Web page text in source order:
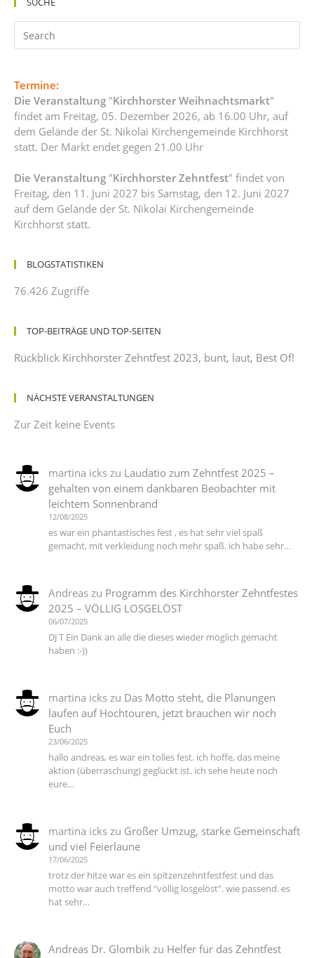
Termine:
Die Veranstaltung "Kirchhorster Weihnachtsmarkt"
findet am Freitag, 05. Dezember 2026, ab 16.00 Uhr, auf
dem Gelände der St. Nikolai Kirchengemeinde Kirchhorst
statt. Der Markt endet gegen 21.00 Uhr
Die Veranstaltung "Kirchhorster Zehntfest" findet von
Freitag, den 11. Juni 2027 bis Samstag, den 12. Juni 2027
auf dem Gelände der St. Nikolai Kirchengemeinde
Kirchhorst statt.
BLOGSTATISTIKEN
76.426 Zugriffe
TOP-BEITRÄGE UND TOP-SEITEN
Rückblick Kirchhorster Zehntfest 2023, bunt, laut, Best Of!
NÄCHSTE VERANSTALTUNGEN
Zur Zeit keine Events
martina ickszu Laudatio zum Zehntfest 2025 –
gehalten von einem dankbaren Beobachter mit
leichtem Sonnenbrand
12/08/2025
es war ein phantastisches fest , es hat sehr viel spaß
gemacht, mit verkleidung noch mehr spaß. ich habe sehr…
Andreaszu Programm des Kirchhorster Zehntfestes
2025 – VÖLLIG LOSGELÖST
06/07/2025
DJ T Ein Dank an alle die dieses wieder möglich gemacht
haben :-))
martina ickszu Das Motto steht, die Planungen
laufen auf Hochtouren, jetzt brauchen wir noch
Euch
23/06/2025
hallo andreas, es war ein tolles fest. ich hoffe, das meine
aktion (überraschung) geglückt ist. ich sehe heute noch
eure…
martina ickszu Großer Umzug, starke Gemeinschaft
und viel Feierlaune
17/06/2025
trotz der hitze war es ein spitzenzehntfestfest und das
motto war auch treffend "völlig losgelöst". wie passend. es
hat sehr…
Andreas Dr. Glombikzu Helfer für das Zehntfest